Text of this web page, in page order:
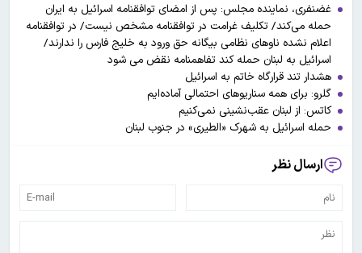
غضنفری، نماینده مجلس: پس از امضای توافقنامه اسرائیل به ایران
حمله می‌کند/ تکلیف غرامت در توافقنامه مشخص نیست/ در توافقنامه
اعلام نشده ناوهای نظامی بیگانه حق ورود به خلیج فارس را ندارند/
اسرائیل به لبنان حمله کند تفاهمنامه نقض می شود
هشدار تند قرارگاه خاتم به اسرائیل
گلرو: برای همه سناریوهای احتمالی آماده‌ایم
کاتس: از لبنان عقب‌نشینی نمی‌کنیم
حمله اسرائیل به شهرک «الطیری» در جنوب لبنان
ارسال نظر